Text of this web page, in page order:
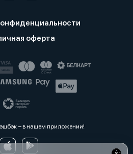
оферта
− в нашем приложении!